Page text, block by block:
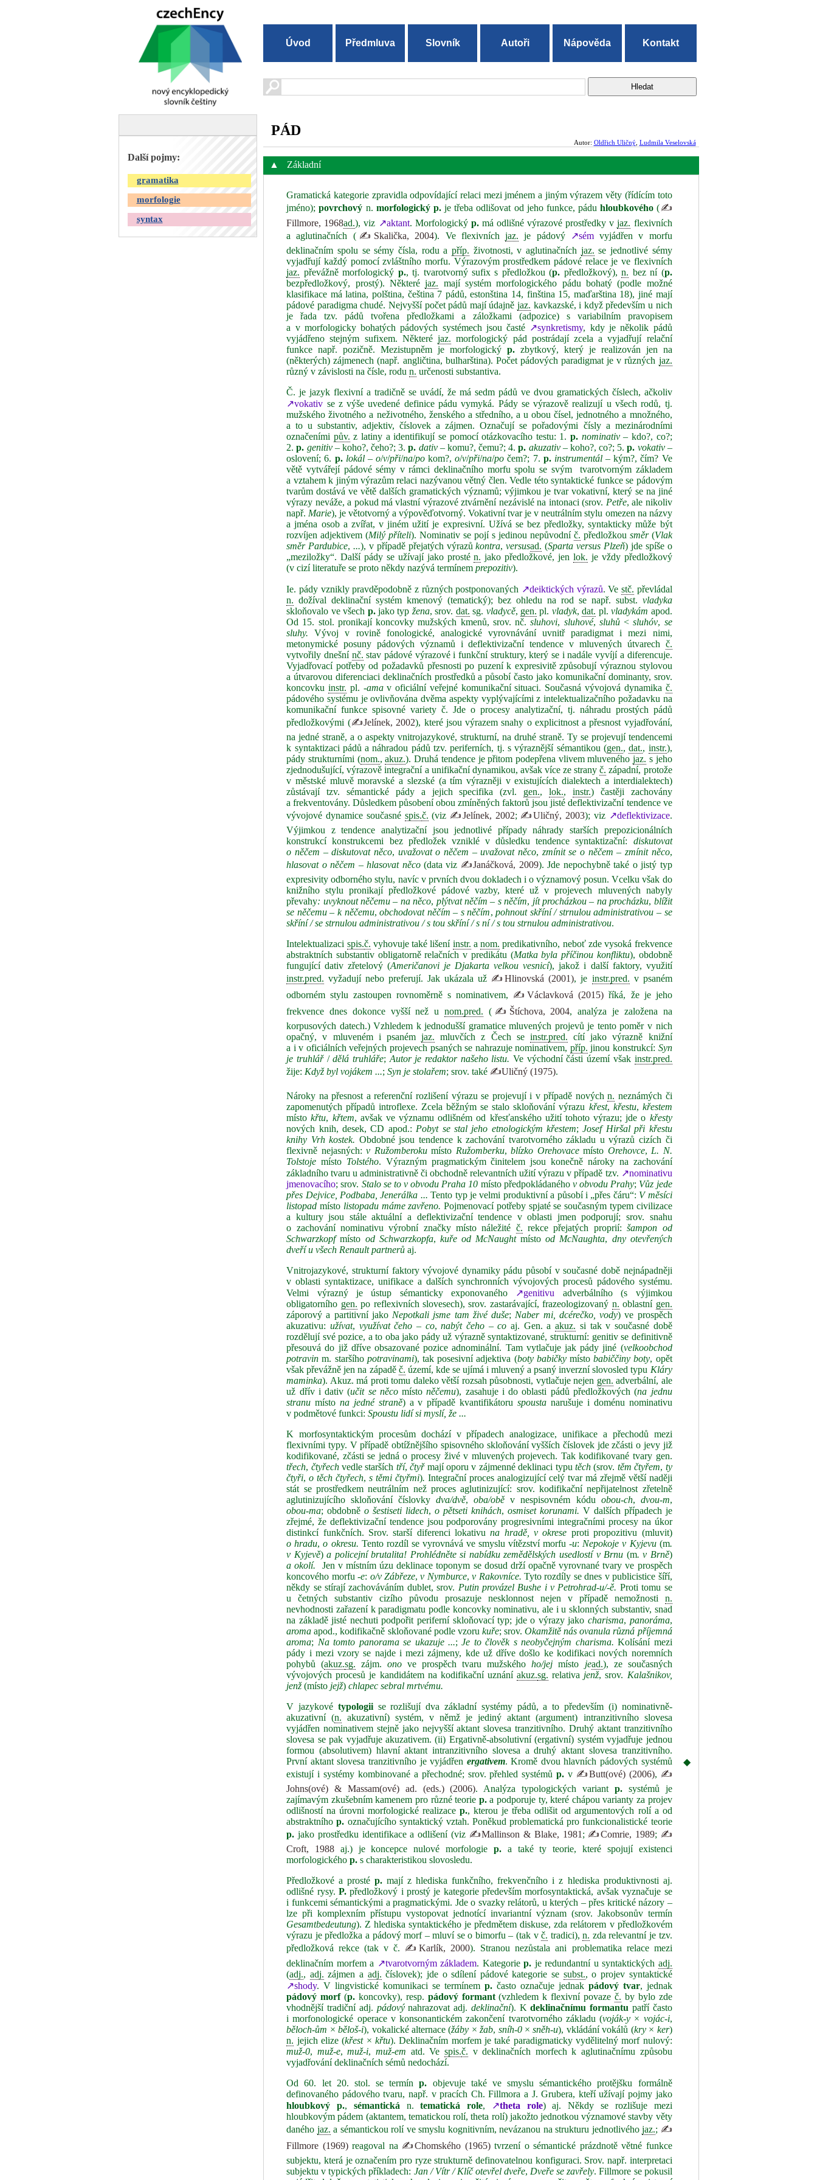
Úvod Předmluva Slovník Autoři Nápověda Kontakt
PÁD
Autor: Oldřich Uličný, Ludmila Veselovská
▲ Základní
Gramatická kategorie zpravidla odpovídající relaci mezi jménem a jiným výrazem věty (řídícím toto
jméno);povrchový n. morfologický p.je třeba odlišovat od jeho funkce, páduhloubkového (✍
Fillmore, 1968ad.), viz ↗aktant. Morfologický p.má odlišné výrazové prostředky vjaz. flexivních
a aglutinačních (✍Skalička, 2004). Ve flexivníchjaz. je pádový ↗sémvyjádřen v morfu
deklinačním spolu se sémy čísla, rodu a příp. životnosti, v aglutinačních jaz. se jednotlivé sémy
vyjadřují každý pomocí zvláštního morfu. Výrazovým prostředkem pádové relace je ve flexivních
jaz. převážně morfologický p., tj. tvarotvorný sufix s předložkou (p. předložkový),n. bez ní (p.
bezpředložkový, prostý). Některéjaz. mají systém morfologického pádu bohatý (podle možné
klasifikace má latina, polština, čeština 7 pádů, estonština 14, finština 15, maďarština 18), jiné mají
pádové paradigma chudé. Nejvyšší počet pádů mají údajně jaz. kavkazské, i když především u nich
je řada tzv. pádů tvořena předložkami a záložkami (adpozice) s variabilním pravopisem
a v morfologicky bohatých pádových systémech jsou časté ↗synkretismy, kdy je několik pádů
vyjádřeno stejným sufixem. Některéjaz. morfologický pád postrádají zcela a vyjadřují relační
funkce např. pozičně. Mezistupněm je morfologický p.zbytkový, který je realizován jen na
(některých) zájmenech (např. angličtina, bulharština). Počet pádových paradigmat je v různých jaz.
různý v závislosti na čísle, rodun. určenosti substantiva.
Č. je jazyk flexivní a tradičně se uvádí, že má sedm pádů ve dvou gramatických číslech, ačkoliv
↗vokativ se z výše uvedené definice pádu vymyká. Pády se výrazově realizují u všech rodů, tj.
mužského životného a neživotného, ženského a středního, a u obou čísel, jednotného a množného,
a to u substantiv, adjektiv, číslovek a zájmen. Označují se pořadovými čísly a mezinárodními
označeními pův. z latiny a identifikují se pomocí otázkovacího testu: 1.p. nominativ– kdo?, co?;
2.p. genitiv– koho?, čeho?; 3.p. dativ– komu?, čemu?; 4.p. akuzativ– koho?, co?; 5.p. vokativ–
oslovení; 6. p. lokál–o/v/při/na/po kom?,o/v/při/na/po čem?; 7. p. instrumentál– kým?, čím? Ve
větě vytvářejí pádové sémy v rámci deklinačního morfu spolu se svým tvarotvorným základem
a vztahem k jiným výrazům relaci nazývanou větný člen. Vedle této syntaktické funkce se pádovým
tvarům dostává ve větě dalších gramatických významů; výjimkou je tvar vokativní, který se na jiné
výrazy neváže, a pokud má vlastní výrazové ztvárnění nezávislé na intonaci (srov. Petře, ale nikoliv
např. Marie), je větotvorný a výpověďotvorný. Vokativní tvar je v neutrálním stylu omezen na názvy
a jména osob a zvířat, v jiném užití je expresivní. Užívá se bez předložky, syntakticky může být
rozvíjen adjektivem (Milý příteli). Nominativ se pojí s jedinou nepůvodní č. předložkou směr(Vlak
směr Pardubice,...), v případě přejatých výrazůkontra,versusad. (Sparta versus Plzeň) jde spíše o
„meziložky“. Další pády se užívají jako prostén. jako předložkové, jen lok. je vždy předložkový
(v cizí literatuře se proto někdy nazývá termínemprepozitiv).
Ie. pády vznikly pravděpodobně z různých postponovaných ↗deiktických výrazů. Ve stč. převládal
n. dožíval deklinační systém kmenový (tematický); bez ohledu na rod se např. subst. vladyka
skloňovalo ve všech p.jako typ žena, srov. dat. sg. vladycě, gen. pl. vladyk,dat. pl.vladykám apod.
Od 15. stol. pronikají koncovky mužských kmenů, srov. nč.sluhovi, sluhové, sluhů<sluhóv, se
sluhy. Vývoj v rovině fonologické, analogické vyrovnávání uvnitř paradigmat i mezi nimi,
metonymické posuny pádových významů i deflektivizační tendence v mluvených útvarech č.
vytvořily dnešní nč. stav pádové výrazové i funkční struktury, který se i nadále vyvíjí a diferencuje.
Vyjadřovací potřeby od požadavků přesnosti po puzení k expresivitě způsobují výraznou stylovou
a útvarovou diferenciaci deklinačních prostředků a působí často jako komunikační dominanty, srov.
koncovkuinstr. pl. ‑amav oficiální veřejné komunikační situaci. Současná vývojová dynamika č.
pádového systému je ovlivňována dvěma aspekty vyplývajícími z intelektualizačního požadavku na
komunikační funkce spisovné variety č. Jde o procesy analytizační, tj. náhradu prostých pádů
předložkovými (✍Jelínek, 2002), které jsou výrazem snahy o explicitnost a přesnost vyjadřování,
na jedné straně, a o aspekty vnitrojazykové, strukturní, na druhé straně. Ty se projevují tendencemi
k syntaktizaci pádů a náhradou pádů tzv. periferních, tj. s výraznější sémantikou (gen.,dat., instr.),
pády strukturními (nom.,akuz.). Druhá tendence je přitom podepřena vlivem mluvenéhojaz. s jeho
zjednodušující, výrazově integrační a unifikační dynamikou, avšak více ze stranyč. západní, protože
v městské mluvě moravské a slezské (a tím výrazněji v existujících dialektech a interdialektech)
zůstávají tzv. sémantické pády a jejich specifika (zvl. gen., lok., instr.) častěji zachovány
a frekventovány. Důsledkem působení obou zmíněných faktorů jsou jisté deflektivizační tendence ve
vývojové dynamice současné spis.č. (viz ✍Jelínek, 2002; ✍Uličný, 2003); viz ↗deflektivizace.
Výjimkou z tendence analytizační jsou jednotlivé případy náhrady starších prepozicionálních
konstrukcí konstrukcemi bez předložek vzniklé v důsledku tendence syntaktizační: diskutovat
o něčem – diskutovat něco, uvažovat o něčem – uvažovat něco, zmínit se o něčem – zmínit něco,
hlasovat o něčem – hlasovat něco(data viz ✍Janáčková, 2009). Jde nepochybně také o jistý typ
expresivity odborného stylu, navíc v prvních dvou dokladech i o významový posun. Vcelku však do
knižního stylu pronikají předložkové pádové vazby, které už v projevech mluvených nabyly
převahy: uvyknout něčemu – na něco, plýtvat něčím – s něčím, jít procházkou – na procházku, blížit
se něčemu – k něčemu,obchodovat něčím – s něčím,pohnout skříní / strnulou administrativou – se
skříní / se strnulou administrativou / s tou skříní / s ní / s tou strnulou administrativou.
Intelektualizaci spis.č. vyhovuje také lišení instr. anom. predikativního, neboť zde vysoká frekvence
abstraktních substantiv obligatorně relačních v predikátu (Matka byla příčinou konfliktu), obdobně
fungující dativ zřetelový (Američanovi je Djakarta velkou vesnicí), jakož i další faktory, využití
instr.pred. vyžadují nebo preferují. Jak ukázala už ✍Hlinovská (2001), je instr.pred. v psaném
odborném stylu zastoupen rovnoměrně s nominativem, ✍Václavková (2015) říká, že je jeho
frekvence dnes dokonce vyšší než unom.pred. (✍Štíchova, 2004, analýza je založena na
korpusových datech.) Vzhledem k jednodušší gramatice mluvených projevů je tento poměr v nich
opačný, v mluveném i psanémjaz. mluvčích z Čech se instr.pred. cítí jako výrazně knižní
a i v oficiálních veřejných projevech psaných se nahrazuje nominativem, příp. jinou konstrukcí: Syn
je truhlář/dělá truhláře; Autor je redaktor našeho listu. Ve východní části území však instr.pred.
žije: Když byl vojákem ...;Syn je stolařem; srov. také ✍Uličný (1975).
Nároky na přesnost a referenční rozlišení výrazu se projevují i v případě novýchn. neznámých či
zapomenutých případů introflexe. Zcela běžným se stalo skloňování výrazu křest, křestu, křestem
místokřtu, křtem, avšak ve významu odlišném od křesťanského užití tohoto výrazu; jde o křesty
nových knih, desek, CD apod.: Pobyt se stal jeho etnologickým křestem;Josef Hiršal při křestu
knihy Vrh kostek. Obdobné jsou tendence k zachování tvarotvorného základu u výrazů cizích či
flexivně nejasných:v Ružomberokumísto Ružomberku,blízko Orehovacemísto Orehovce, L. N.
Tolstoje místo Tolstého. Výrazným pragmatickým činitelem jsou konečně nároky na zachování
základního tvaru u administrativně či obchodně relevantních užití výrazu v případě tzv. ↗nominativu
jmenovacího; srov. Stalo se to v obvodu Praha 10 místo předpokládaného v obvodu Prahy; Vůz jede
přes Dejvice, Podbaba, Jenerálka ... Tento typ je velmi produktivní a působí i „přes čáru“: V měsíci
listopad místo listopadu máme zavřeno. Pojmenovací potřeby spjaté se současným typem civilizace
a kultury jsou stále aktuální a deflektivizační tendence v oblasti jmen podporují; srov. snahu
o zachování nominativu výrobní značky místo náležité č. rekce přejatých proprií:šampon od
Schwarzkopfmísto od Schwarzkopfa, kuře od McNaughtmístood McNaughta, dny otevřených
dveří u všech Renault partnerů aj.
Vnitrojazykové, strukturní faktory vývojové dynamiky pádu působí v současné době nejnápadněji
v oblasti syntaktizace, unifikace a dalších synchronních vývojových procesů pádového systému.
Velmi výrazný je ústup sémanticky exponovaného ↗genitivu adverbálního (s výjimkou
obligatorního gen. po reflexivních slovesech), srov. zastarávající, frazeologizovaný n. oblastní gen.
záporový a partitivní jako Nepotkali jsme tam živé duše; Naber mi, dcérečko, vody) ve prospěch
akuzativu: užívat, využívat čeho – co,nabýt čeho – co aj. Gen. aakuz. si tak v současné době
rozdělují své pozice, a to oba jako pády už výrazně syntaktizované, strukturní: genitiv se definitivně
přesouvá do již dříve obsazované pozice adnominální. Tam vytlačuje jak pády jiné (velkoobchod
potravin m. staršího potravinami), tak posesivní adjektiva (boty babičkymístobabiččiny boty, opět
však převážně jen na západě č. území, kde se ujímá i mluvený a psaný inverzní slovosled typu Kláry
maminka). Akuz. má proti tomu daleko větší rozsah působnosti, vytlačuje nejen gen. adverbální, ale
už dřív i dativ (učit se něcomístoněčemu), zasahuje i do oblasti pádů předložkových (na jednu
stranu místo na jedné straně) a v případě kvantifikátoruspousta narušuje i doménu nominativu
v podmětové funkci:Spoustu lidí si myslí, že ...
K morfosyntaktickým procesům dochází v případech analogizace, unifikace a přechodů mezi
flexivními typy. V případě obtížnějšího spisovného skloňování vyšších číslovek jde zčásti o jevy již
kodifikované, zčásti se jedná o procesy živé v mluvených projevech. Tak kodifikované tvary gen.
třech, čtyřechvedle starších tří,čtyřmají oporu v zájmenné deklinaci typutěch (srov. těm čtyřem, ty
čtyři,o těch čtyřech,s těmi čtyřmi). Integrační proces analogizující celý tvar má zřejmě větší naději
stát se prostředkem neutrálním než proces aglutinizující: srov. kodifikační nepřijatelnost zřetelně
aglutinizujícího skloňování číslovkydva/dvě,oba/obě v nespisovném kódu obou‑ch, dvou‑m,
obou‑ma; obdobněo šestiseti lidech,o pětseti knihách, osmiset korunami. V dalších případech je
zřejmé, že deflektivizační tendence jsou podporovány progresivními integračními procesy na úkor
distinkcí funkčních. Srov. starší diferenci lokativuna hradě, v okrese proti propozitivu (mluvit)
o hradu,o okresu. Tento rozdíl se vyrovnává ve smyslu vítězství morfu‑u: Nepokoje v Kyjevu(m.
v Kyjevě)a policejní brutalita! Prohlédněte si nabídku zemědělských usedlostí v Brnu (m. v Brně)
a okolí. Jen v místním úzu deklinace toponym se dosud drží opačně vyrovnané tvary ve prospěch
koncového morfu‑e: o/v Zábřeze,v Nymburce,v Rakovníce. Tyto rozdíly se dnes v publicistice šíří,
někdy se stírají zachováváním dublet, srov. Putin provázel Bushe i v Petrohrad‑u/‑ě. Proti tomu se
u četných substantiv cizího původu prosazuje nesklonnost nejen v případě nemožnosti n.
nevhodnosti zařazení k paradigmatu podle koncovky nominativu, ale i u sklonných substantiv, snad
na základě jisté nechuti podpořit periferní skloňovací typ; jde o výrazy jako charisma, panoráma,
aroma apod., kodifikačně skloňované podle vzoru kuře; srov.Okamžitě nás ovanula různá příjemná
aroma; Na tomto panorama se ukazuje ...;Je to člověk s neobyčejným charisma. Kolísání mezi
pády i mezi vzory se najde i mezi zájmeny, kde už dříve došlo ke kodifikaci nových noremních
pohybů (akuz.sg. zájm.ono ve prospěch tvaru mužskéhoho/jej místo jead.), ze současných
vývojových procesů je kandidátem na kodifikační uznáníakuz.sg. relativa jenž, srov. Kalašnikov,
jenž(místo jejž)chlapec sebral mrtvému.
V jazykové typologiise rozlišují dva základní systémy pádů, a to především (i) nominativně-
akuzativní (n. akuzativní) systém, v němž je jediný aktant (argument) intranzitivního slovesa
vyjádřen nominativem stejně jako nejvyšší aktant slovesa tranzitivního. Druhý aktant tranzitivního
slovesa se pak vyjadřuje akuzativem. (ii) Ergativně-absolutivní (ergativní) systém vyjadřuje jednou
formou (absolutivem) hlavní aktant intranzitivního slovesa a druhý aktant slovesa tranzitivního.
První aktant slovesa tranzitivního je vyjádřen ergativem. Kromě dvou hlavních pádových systémů
existují i systémy kombinované a přechodné; srov. přehled systémůp. v ✍Butt(ové) (2006), ✍
Johns(ové) & Massam(ové) ad. (eds.) (2006). Analýza typologických variant p.systémů je
zajímavým zkušebním kamenem pro různé teorie p.a podporuje ty, které chápou varianty za projev
odlišností na úrovni morfologické realizacep., kterou je třeba odlišit od argumentových rolí a od
abstraktníhop. označujícího syntaktický vztah. Poněkud problematická pro funkcionalistické teorie
p. jako prostředku identifikace a odlišení (viz ✍Mallinson & Blake, 1981 ; ✍Comrie, 1989; ✍
Croft, 1988 aj.) je koncepce nulové morfologie p.a také ty teorie, které spojují existenci
morfologickéhop. s charakteristikou slovosledu.
Předložkové a prostép. mají z hlediska funkčního, frekvenčního i z hlediska produktivnosti aj.
odlišné rysy. P.předložkový i prostý je kategorie především morfosyntaktická, avšak vyznačuje se
i funkcemi sémantickými a pragmatickými. Jde o svazky relátorů, u kterých – přes kritické názory –
lze při komplexním přístupu vystopovat jednotící invariantní význam (srov. Jakobsonův termín
Gesamtbedeutung). Z hlediska syntaktického je předmětem diskuse, zda relátorem v předložkovém
výrazu je předložka a pádový morf – mluví se o bimorfu – (tak vč. tradici),n. zda relevantní je tzv.
předložková rekce (tak v č. ✍Karlík, 2000). Stranou nezůstala ani problematika relace mezi
deklinačním morfem a ↗tvarotvorným základem. Kategoriep. je redundantní u syntaktických adj.
(adj., adj. zájmen a adj. číslovek); jde o sdílení pádové kategorie se subst., o projev syntaktické
↗shody. V lingvistické komunikaci se termínem p.často označuje jednak pádový tvar, jednak
pádový morf(p. koncovky), resp. pádový formant(vzhledem k flexivní povaze č. by bylo zde
vhodnější tradiční adj. pádovýnahrazovat adj. deklinační). Kdeklinačnímu formantu patří často
i morfonologické operace v konsonantickém zakončení tvarotvorného základu (voják‑y × vojác‑i,
běloch‑ům ×běloš‑i), vokalické alternace (žáby ×žab, sníh‑0×sněh‑u), vkládání vokálů (kry× ker)
n. jejich elize (křest× křtu). Deklinačním morfem je také paradigmaticky vydělitelný morf nulový:
muž‑0, muž‑e,muž‑i,muž‑em atd. Ve spis.č. v deklinačních morfech k aglutinačnímu způsobu
vyjadřování deklinačních sémů nedochází.
Od 60. let 20. stol. se termínp. objevuje také ve smyslu sémantického protějšku formálně
definovaného pádového tvaru, např. v pracích Ch. Fillmora a J. Grubera, kteří užívají pojmy jako
hloubkový p., sémantická n.tematická role, ↗theta role) aj. Někdy se rozlišuje mezi
hloubkovým pádem (aktantem, tematickou rolí, theta rolí) jakožto jednotkou významové stavby věty
daného jaz. a sémantickou rolí ve smyslu kognitivním, nevázanou na strukturu jednotlivéhojaz.; ✍
Fillmore (1969)reagoval na ✍Chomského (1965)tvrzení o sémantické prázdnotě větné funkce
subjektu, která je označením pro ryze strukturně definovatelnou konfiguraci. Srov. např. interpretaci
subjektu v typických příkladech: Jan / Vítr / Klíč otevřel dveře, Dveře se zavřely. Fillmore se pokusil
◆
Další pojmy:
gramatika
morfologie
syntax